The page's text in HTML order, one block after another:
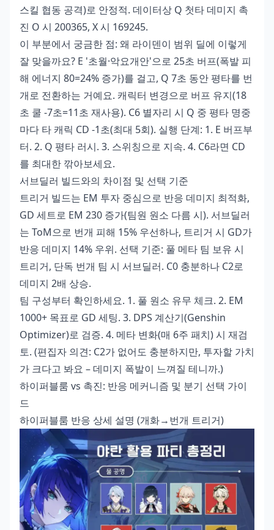
스킬 협동 공격)로 안정적. 데이터상 Q 첫타 데미지 촉
진 O 시 200365, X 시 169245.
이 부분에서 궁금한 점: 왜 라이덴이 범위 딜에 이렇게
잘 맞을까요? E '초월·악요개안'으로 25초 버프(폭발 피
해 에너지 80=24% 증가)를 걸고, Q 7초 동안 평타를 번
개로 전환하는 거예요. 캐릭터 변경으로 버프 유지(18
초 쿨 -7초=11초 재사용). C6 별자리 시 Q 중 평타 명중
마다 타 캐릭 CD -1초(최대 5회). 실행 단계: 1. E 버프부
터. 2. Q 평타 러시. 3. 스위칭으로 지속. 4. C6라면 CD
를 최대한 깎아보세요.
서브딜러 빌드와의 차이점 및 선택 기준
트리거 빌드는 EM 투자 중심으로 반응 데미지 최적화,
GD 세트로 EM 230 증가(팀원 원소 다름 시). 서브딜러
는 ToM으로 번개 피해 15% 우선하나, 트리거 시 GD가
반응 데미지 14% 우위. 선택 기준: 풀 메타 팀 보유 시
트리거, 단독 번개 팀 시 서브딜러. C0 충분하나 C2로
데미지 2배 상승.
팀 구성부터 확인하세요. 1. 풀 원소 유무 체크. 2. EM
1000+ 목표로 GD 세팅. 3. DPS 계산기(Genshin
Optimizer)로 검증. 4. 메타 변화(매 6주 패치) 시 재검
토. (편집자 의견: C2가 없어도 충분하지만, 투자할 가치
가 크다고 봐요 – 데미지 폭발이 느껴질 테니까.)
하이퍼블룸 vs 촉진: 반응 메커니즘 및 분기 선택 가이
드
하이퍼블룸 반응 상세 설명 (개화→번개 트리거)